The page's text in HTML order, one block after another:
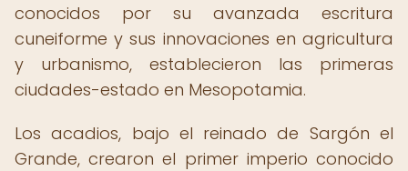
conocidos por su avanzada escritura
cuneiforme y sus innovaciones en agricultura
y urbanismo, establecieron las primeras
ciudades-estado en Mesopotamia.
Los acadios, bajo el reinado de Sargón el
Grande, crearon el primer imperio conocido